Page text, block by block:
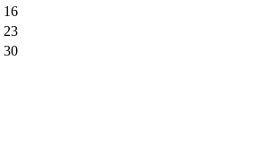
16
23
30